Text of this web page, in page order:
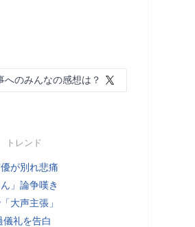
へのみんなの感想は？
トレンド
が別れ悲痛
」論争嘆き
大声主張」
礼を告白